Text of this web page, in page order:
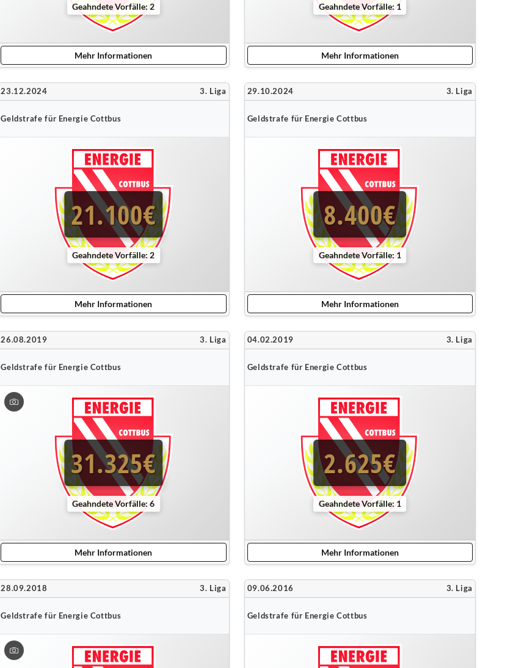
Geahndete Vorfälle: 2
Mehr Informationen
Geahndete Vorfälle: 1
Mehr Informationen
23.12.2024 3. Liga
Geldstrafe für Energie Cottbus
21.100€
Geahndete Vorfälle: 2
Mehr Informationen
29.10.2024 3. Liga
Geldstrafe für Energie Cottbus
8.400€
Geahndete Vorfälle: 1
Mehr Informationen
26.08.2019 3. Liga
Geldstrafe für Energie Cottbus
31.325€
Geahndete Vorfälle: 6
Mehr Informationen
04.02.2019 3. Liga
Geldstrafe für Energie Cottbus
2.625€
Geahndete Vorfälle: 1
Mehr Informationen
28.09.2018 3. Liga
Geldstrafe für Energie Cottbus
09.06.2016 3. Liga
Geldstrafe für Energie Cottbus